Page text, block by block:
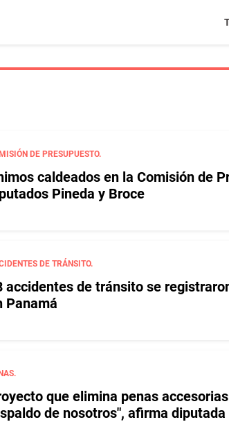
DE PRESUPUESTO.
caldeados en la Comisión de
Pineda y Broce
DE TRÁNSITO.
accidentes de tránsito se
Panamá
que elimina penas
de nosotros", afirma diputada